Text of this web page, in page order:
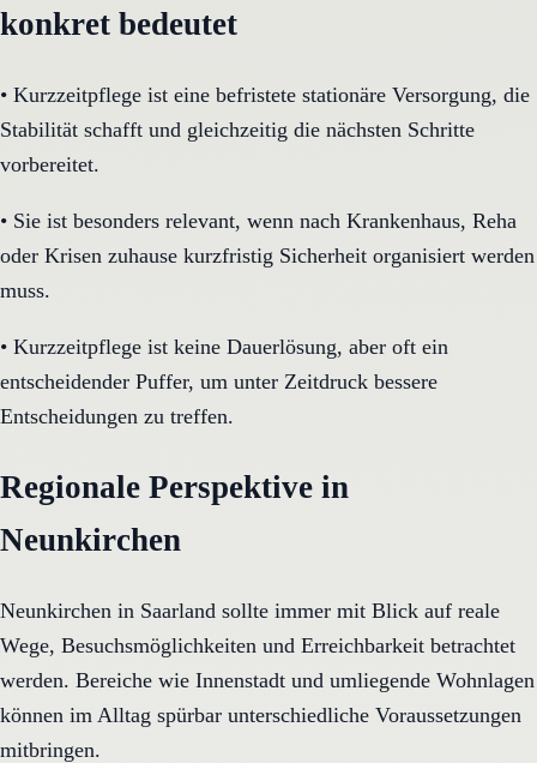
konkret bedeutet
• Kurzzeitpflege ist eine befristete stationäre Versorgung, die
Stabilität schafft und gleichzeitig die nächsten Schritte
vorbereitet.
• Sie ist besonders relevant, wenn nach Krankenhaus, Reha
oder Krisen zuhause kurzfristig Sicherheit organisiert werden
muss.
• Kurzzeitpflege ist keine Dauerlösung, aber oft ein
entscheidender Puffer, um unter Zeitdruck bessere
Entscheidungen zu treffen.
Regionale Perspektive in
Neunkirchen
Neunkirchen in Saarland sollte immer mit Blick auf reale
Wege, Besuchsmöglichkeiten und Erreichbarkeit betrachtet
werden. Bereiche wie Innenstadt und umliegende Wohnlagen
können im Alltag spürbar unterschiedliche Voraussetzungen
mitbringen.